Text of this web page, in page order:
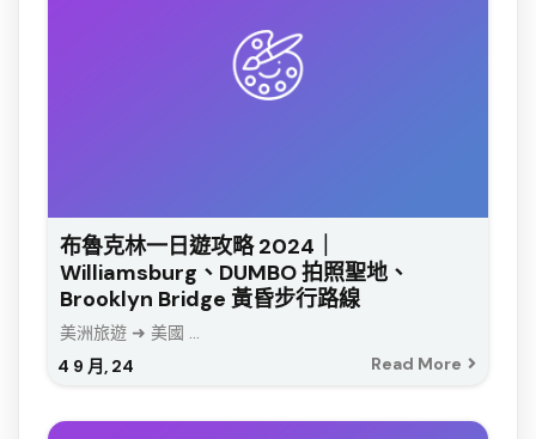
布魯克林一日遊攻略 2024｜
Williamsburg、DUMBO 拍照聖地、
Brooklyn Bridge 黃昏步行路線
4 9 月, 24
美洲旅遊 ➜ 美國 ...
Read More